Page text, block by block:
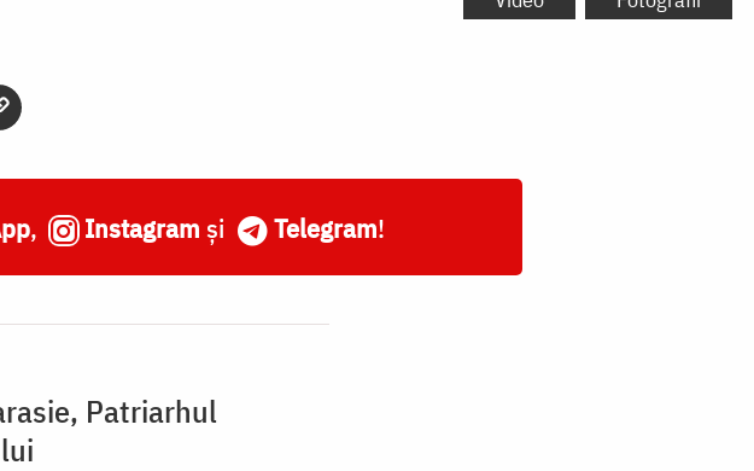
, Instagram și Telegram!
Patriarhul